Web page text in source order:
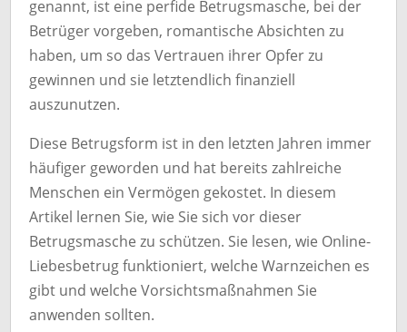
genannt, ist eine perfide Betrugsmasche, bei der
Betrüger vorgeben, romantische Absichten zu
haben, um so das Vertrauen ihrer Opfer zu
gewinnen und sie letztendlich finanziell
auszunutzen.
Diese Betrugsform ist in den letzten Jahren immer
häufiger geworden und hat bereits zahlreiche
Menschen ein Vermögen gekostet. In diesem
Artikel lernen Sie, wie Sie sich vor dieser
Betrugsmasche zu schützen. Sie lesen, wie Online-
Liebesbetrug funktioniert, welche Warnzeichen es
gibt und welche Vorsichtsmaßnahmen Sie
anwenden sollten.